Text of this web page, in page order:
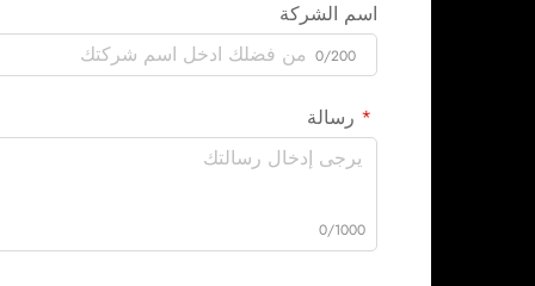
اسم الشركة
0/200
رسالة
0/1000